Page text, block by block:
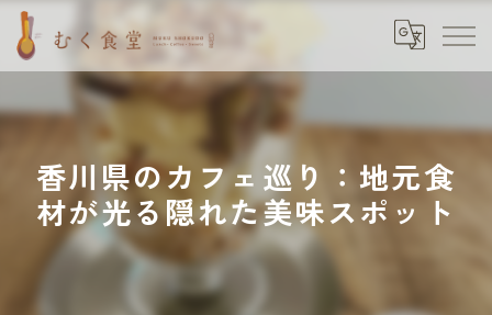
香川県のカフェ巡り：地元食
材が光る隠れた美味スポット